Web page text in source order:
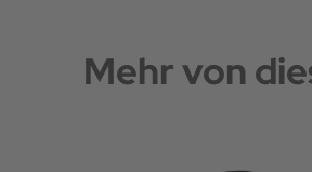
Mehr von